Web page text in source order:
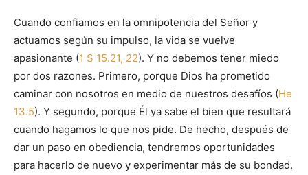
Cuando confiamos en la omnipotencia del Señor y
actuamos según su impulso, la vida se vuelve
apasionante (1 S 15.21, 22). Y no debemos tener miedo
por dos razones. Primero, porque Dios ha prometido
caminar con nosotros en medio de nuestros desafíos (He
13.5). Y segundo, porque Él ya sabe el bien que resultará
cuando hagamos lo que nos pide. De hecho, después de
dar un paso en obediencia, tendremos oportunidades
para hacerlo de nuevo y experimentar más de su bondad.